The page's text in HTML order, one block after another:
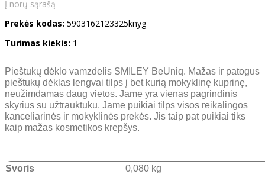
Į norų sąrašą
Prekės kodas: 5903162123325knyg
Turimas kiekis: 1
Pieštukų dėklo vamzdelis SMILEY BeUniq. Mažas ir patogus
pieštukų dėklas lengvai tilps į bet kurią mokyklinę kuprinę,
neužimdamas daug vietos. Jame yra vienas pagrindinis
skyrius su užtrauktuku. Jame puikiai tilps visos reikalingos
kanceliarinės ir mokyklinės prekės. Jis taip pat puikiai tiks
kaip mažas kosmetikos krepšys.
Svoris
0,080 kg